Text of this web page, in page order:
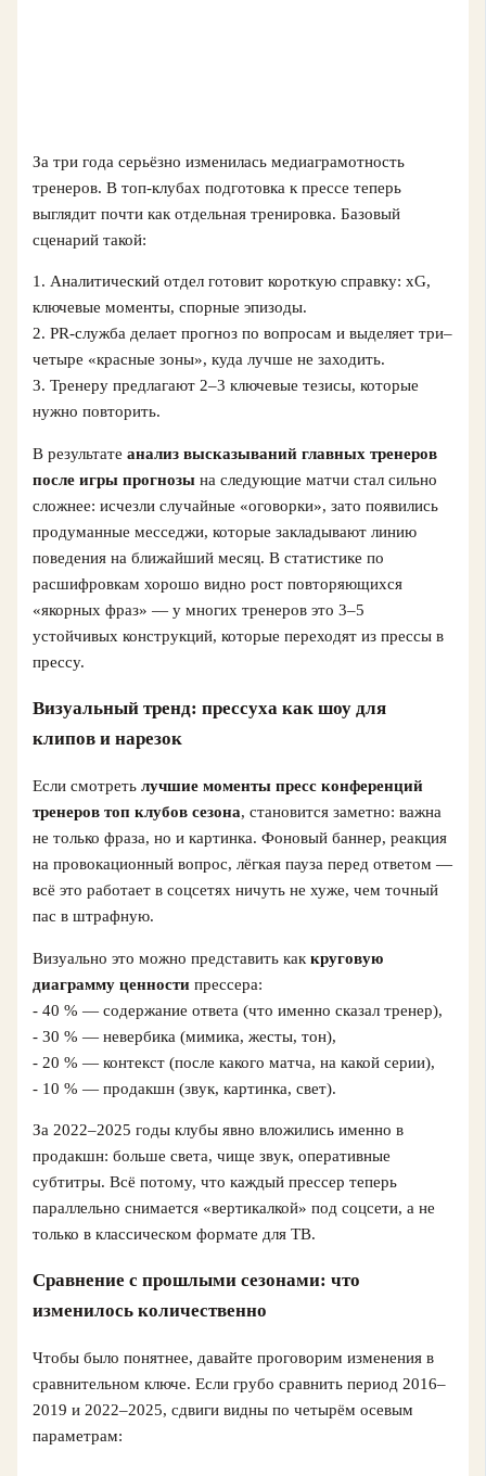
За три года серьёзно изменилась медиаграмотность
тренеров. В топ‑клубах подготовка к прессе теперь
выглядит почти как отдельная тренировка. Базовый
сценарий такой:
1. Аналитический отдел готовит короткую справку: xG,
ключевые моменты, спорные эпизоды.
2. PR‑служба делает прогноз по вопросам и выделяет три–
четыре «красные зоны», куда лучше не заходить.
3. Тренеру предлагают 2–3 ключевые тезисы, которые
нужно повторить.
В результатеанализ высказываний главных тренеров
после игры прогнозы на следующие матчи стал сильно
сложнее: исчезли случайные «оговорки», зато появились
продуманные месседжи, которые закладывают линию
поведения на ближайший месяц. В статистике по
расшифровкам хорошо видно рост повторяющихся
«якорных фраз» — у многих тренеров это 3–5
устойчивых конструкций, которые переходят из прессы в
прессу.
Визуальный тренд: прессуха как шоу для
клипов и нарезок
Если смотретьлучшие моменты пресс конференций
тренеров топ клубов сезона, становится заметно: важна
не только фраза, но и картинка. Фоновый баннер, реакция
на провокационный вопрос, лёгкая пауза перед ответом —
всё это работает в соцсетях ничуть не хуже, чем точный
пас в штрафную.
Визуально это можно представить каккруговую
диаграмму ценности прессера:
- 40 % — содержание ответа (что именно сказал тренер),
- 30 % — невербика (мимика, жесты, тон),
- 20 % — контекст (после какого матча, на какой серии),
- 10 % — продакшн (звук, картинка, свет).
За 2022–2025 годы клубы явно вложились именно в
продакшн: больше света, чище звук, оперативные
субтитры. Всё потому, что каждый прессер теперь
параллельно снимается «вертикалкой» под соцсети, а не
только в классическом формате для ТВ.
Сравнение с прошлыми сезонами: что
изменилось количественно
Чтобы было понятнее, давайте проговорим изменения в
сравнительном ключе. Если грубо сравнить период 2016–
2019 и 2022–2025, сдвиги видны по четырём осевым
параметрам: